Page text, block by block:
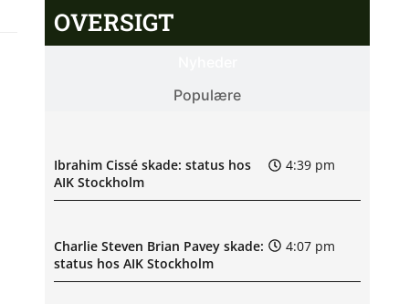
OVERSIGT
Populære
Ibrahim Cissé skade: status hos
AIK Stockholm
4:39 pm
Charlie Steven Brian Pavey skade:
status hos AIK Stockholm
4:07 pm